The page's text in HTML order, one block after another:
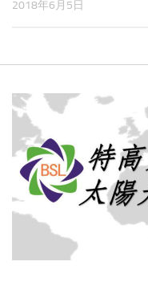
2018年6月5日